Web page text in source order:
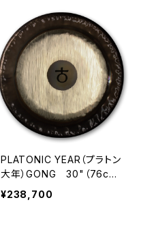
PLATONIC YEAR（プラトン
大年）GONG 30"（76c
m）
¥238,700